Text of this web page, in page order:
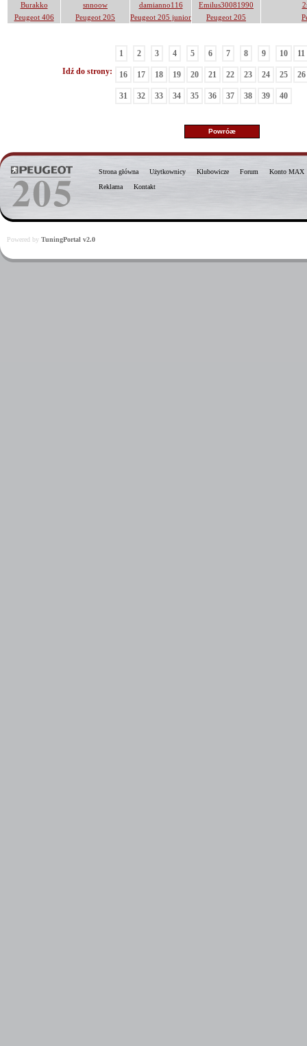
Burakko
Peugeot 406
snnoow
Peugeot 205
damianno116
Peugeot 205 junior
Emilus30081990
Peugeot 205
Idź do strony:
1 2 3 4 5 6 7 8 9 10 11
16 17 18 19 20 21 22 23 24 25 26
31 32 33 34 35 36 37 38 39 40
Strona główna Użytkownicy Klubowicze Forum
Konto MAX
Reklama
Kontakt
Powered by TuningPortal v2.0